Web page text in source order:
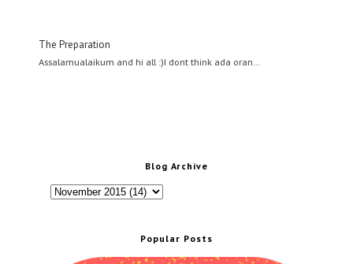
The Preparation
Assalamualaikum and hi all :)I dont think ada oran…
Blog Archive
Popular Posts